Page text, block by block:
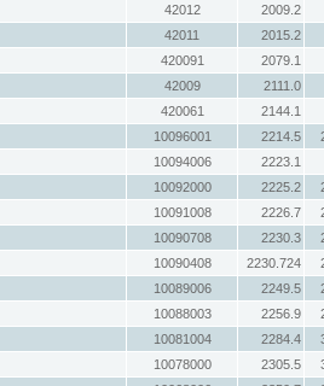
42012
2009.2
42011
2015.2
420091
2079.1
42009
2111.0
420061
2144.1
10096001 2214.5
10094006
2223.1
10092000 2225.2
10091008 2226.7
10090708 2230.3
10090408 2230.724
10089006 2249.5
10088003 2256.9
10081004 2284.4
10078000 2305.5